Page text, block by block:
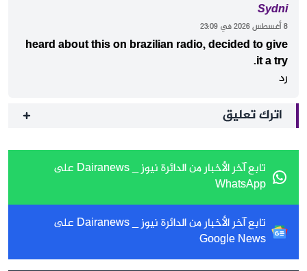
Sydni
‫8 أغسطس 2026 في 23:09
heard about this on brazilian radio, decided to give
it a try.
رد
اترك تعليق
تابع آخر الأخبار من الدائرة نيوز _ Dairanews على
WhatsApp
تابع آخر الأخبار من الدائرة نيوز _ Dairanews على
Google News